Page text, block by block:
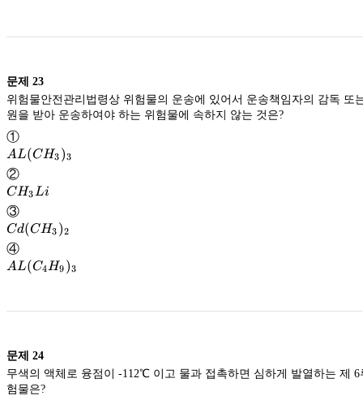
문제 23
위험물안전관리법령상 위험물의 운송에 있어서 운송책임자의 감독 또
①
AL(CH_3)_3
AL(CH3 )3
②
CH_3Li
CH3Li
③
Cd(CH_3)_2
Cd(CH3 )2
④
AL(C_4H_9)_3
AL(C4H9 )3
문제 24
무색의 액체로 융점이 -112℃ 이고 물과 접촉하면 심하게 발열하는 제 6